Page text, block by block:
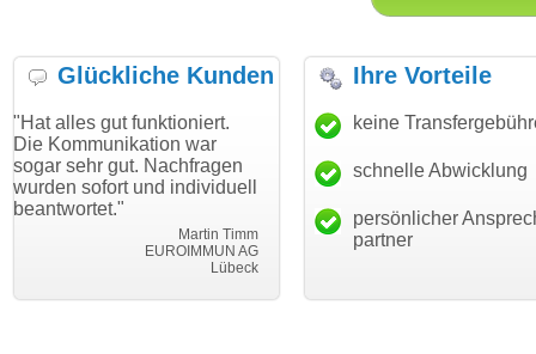
Glückliche Kunden
funktioniert.
war
Nachfragen
und individuell
"Danke für den schnellen
Transfer und guten Service!"
Thomas Schäfer
i can eckert communication GmbH
"Ich bin
haben. Die
mein
Ihre Vorteile
keine
schnelle Abwicklung
persönlicher
partner